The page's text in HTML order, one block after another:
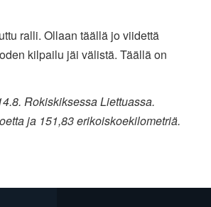
ralli. Ollaan täällä jo viidettä
kilpailu jäi välistä. Täällä on
Rokiskiksessa Liettuassa.
ja 151,83 erikoiskoekilometriä.